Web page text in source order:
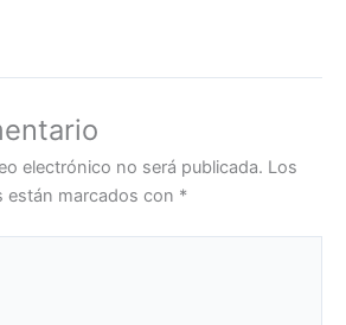
electrónico no será publicada. Los
están marcados con *